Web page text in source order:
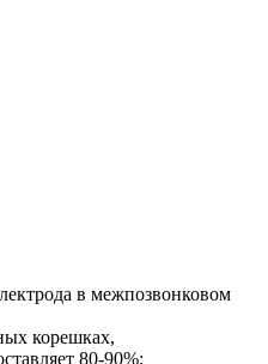
в межпозвонковом
корешках,
80-90%;